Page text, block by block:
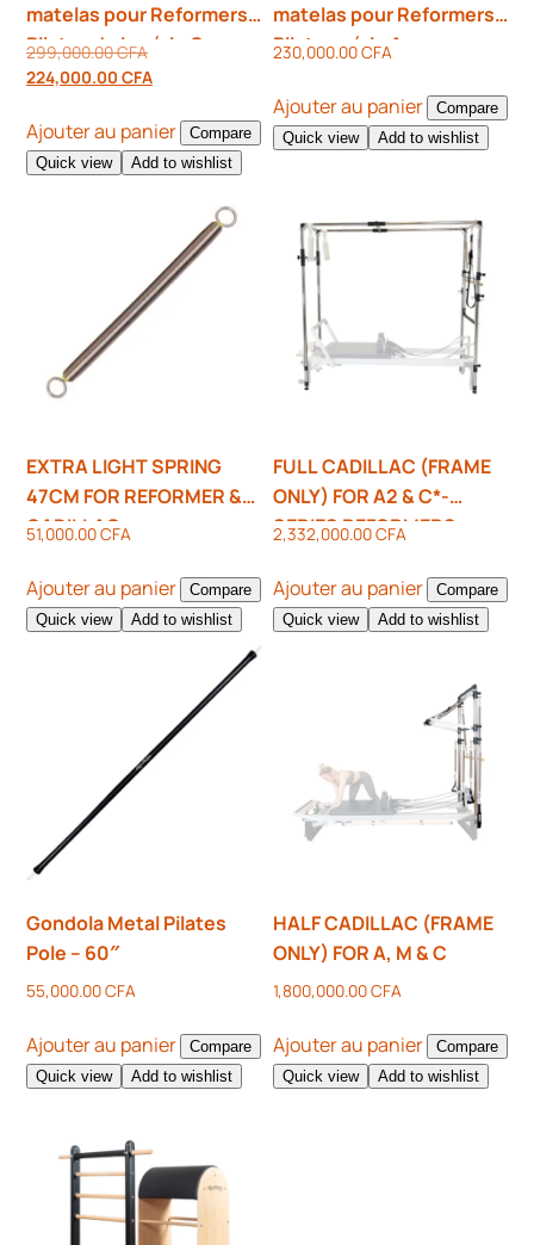
matelas pour Reformers
Pilates de la série C
299,000.00CFA
224,000.00 CFA
Ajouter au panier
Compare
Quick view
Add to wishlist
matelas pour Reformers
Pilates série A
230,000.00CFA
Ajouter au panier
Compare
Quick view
Add to wishlist
EXTRA LIGHT SPRING
47CM FOR REFORMER &
CADILLAC
51,000.00CFA
Ajouter au panier
Compare
Quick view
Add to wishlist
FULL CADILLAC (FRAME
ONLY) FOR A2 & C*-
SERIES REFORMERS
2,332,000.00CFA
Ajouter au panier
Compare
Quick view
Add to wishlist
Gondola Metal Pilates
Pole – 60″
55,000.00CFA
Ajouter au panier
Compare
Quick view
Add to wishlist
HALF CADILLAC (FRAME
ONLY) FOR A, M & C
1,800,000.00CFA
Ajouter au panier
Compare
Quick view
Add to wishlist